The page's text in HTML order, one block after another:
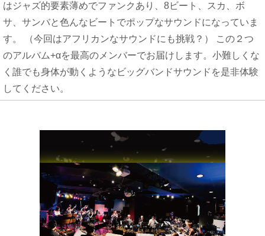
はジャズ的要素薄めでファンクあり、8ビート、スカ、ボ
サ、サンバと色んなビートでポップなサウンドになっていま
す。 （今回はアフリカンなサウンドにも挑戦？） この２つ
のアルバム+αを最高のメンバーでお届けします。小難しくな
く誰でも身体が動くようなビッグバンドサウンドを是非体験
してください。